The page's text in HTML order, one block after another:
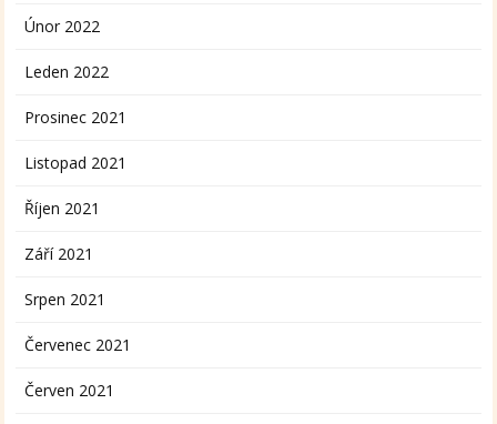
Únor 2022
Leden 2022
Prosinec 2021
Listopad 2021
Říjen 2021
Září 2021
Srpen 2021
Červenec 2021
Červen 2021